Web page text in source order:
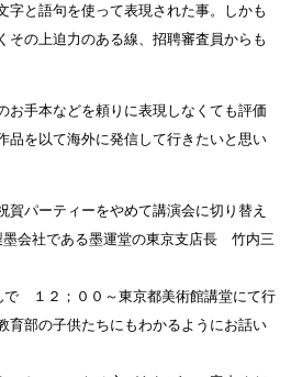
字と語句を使って表現された事。しかも
その上迫力のある線、招聘審査員からも
お手本などを頼りに表現しなくても評価
品を以て海外に発信して行きたいと思い
賀パーティーをやめて講演会に切り替え
墨会社である墨運堂の東京支店長 竹内三
で １２；００～東京都美術館講堂にて行
育部の子供たちにもわかるようにお話い